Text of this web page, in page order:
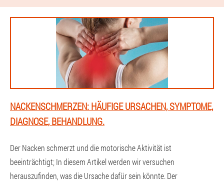
NACKENSCHMERZEN: HÄUFIGE URSACHEN, SYMPTOME,
DIAGNOSE, BEHANDLUNG.
Der Nacken schmerzt und die motorische Aktivität ist
beeinträchtigt; In diesem Artikel werden wir versuchen
herauszufinden, was die Ursache dafür sein könnte. Der